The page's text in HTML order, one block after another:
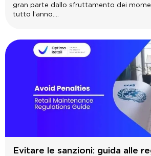
gran parte dallo sfruttamento dei
tutto l’anno....
Evitare le sanzioni: guida alle